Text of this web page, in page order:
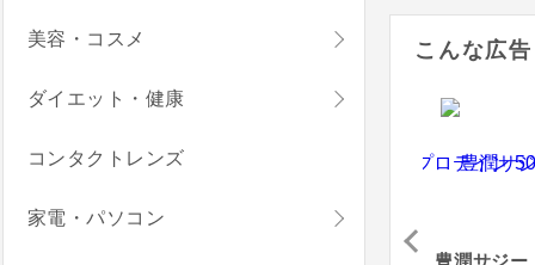
こんな広
美容・コスメ
ダイエット・健康
コンタクトレンズ
家電・パソコン